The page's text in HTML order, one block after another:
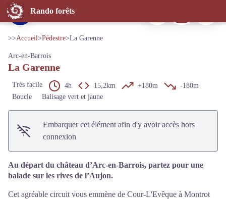
Rando forêts
La Garenne
Arc-en-Barrois - © Parc national de forêts
Voir l'image en plein écran
>>Accueil>Pédestre>La Garenne
Arc-en-Barrois
La Garenne
Très facile 4h 15,2km +180m
-180m
Boucle
Balisage vert et jaune
Embarquer cet élément afin d'y avoir accès hors
connexion
Au départ du château d’Arc-en-Barrois, partez pour une
balade sur les rives de l’Aujon.
Cet agréable circuit vous emmène de Cour-L'Evêque à Montrot